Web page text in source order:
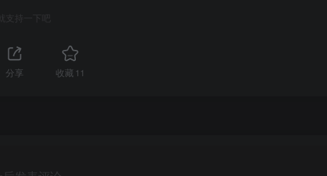
支持一下吧
分享 收藏 11